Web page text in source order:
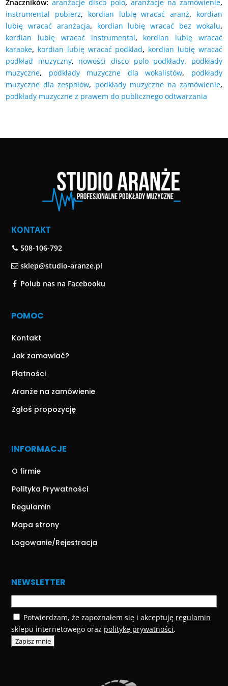
Znaczników:aranżacje disco polo, aranżacje na zamówienie,
instrumental pobierz, kordian lubię wracać aranż, kordian
lubię wracać aranżacja, kordian lubię wracać bez wokalu,
kordian lubię wracać instrumental, kordian lubię wracać
karaoke, kordian lubię wracać podkład, kordian lubię wracać
podkład muzyczny, nowości disco polo podkłady, podkłady
muzyczne, podkłady muzyczne dla wokalistów, podkłady
muzyczne dla zespołów, podkłady muzyczne na zamówienie,
podkłady muzyczne z prawem do publicznego odtwarzania
KONTAKT
508-106-792
sklep@studio-aranze.pl
Polub nas na Facebooku
POMOC
Kontakt
Jak zamawiać?
Płatności
Aranże na zamówienie
Zgłoś propozycję
INFORMACJE
O firmie
Polityka Prywatności
Regulamin
Mapa strony
Logowanie/Rejestracja
NEWSLETTER
Potwierdzam, że zapoznałem się i akceptuję regulamin
sklepu internetowego oraz politykę prywatności.